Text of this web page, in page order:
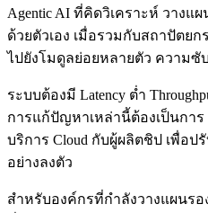
Agentic AI ที่คิดวิเคราะห์ วาง
ด้วยตัวเอง เมื่อรวมกับสถาปัตย
ไปยังโมดูลย่อยหลายตัว ความ
ระบบต้องมี Latency ต่ำ
การแก้ปัญหาเหล่านี้ต้องเป็นการ
บริการ Cloud กับผู้ผลิตชิป เพื่อ
อย่างลงตัว
สำหรับองค์กรที่กำลังวางแผนรอ